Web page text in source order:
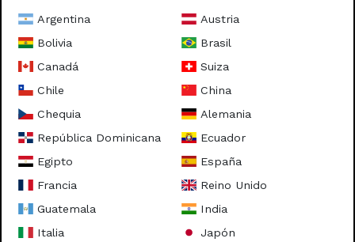
- University of Puerto Rico At Rio Piedras
Francia
- Université Rennes 2
- Université Paris Nanterre
- Université Catholique de Lille
- Université de Bordeaux
- Université Lumière Lyon 2
- Vilniaus Universitetas
- Université Paris 1 Panthéon-Sorbonne
Guatemala
Argentina
Austria
Bolivia
Brasil
Canadá
Suiza
Chile
China
Chequia
Alemania
República Dominicana
Ecuador
Egipto
España
Francia
Reino Unido
Guatemala
India
Italia
Japón